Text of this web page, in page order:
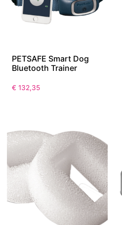
PETSAFE Smart Dog
Bluetooth Trainer
€ 132,35